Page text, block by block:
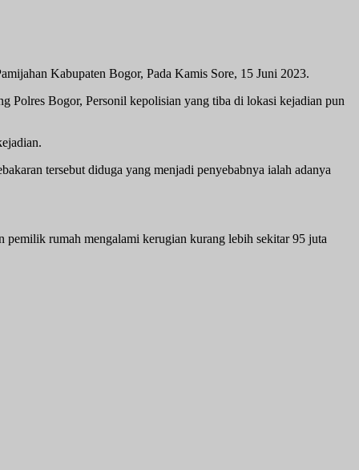
Kabupaten Bogor, Pada Kamis Sore, 15 Juni 2023.
Polres Bogor, Personil kepolisian yang tiba di lokasi kejadian pun
tersebut diduga yang menjadi penyebabnya ialah adanya
pemilik rumah mengalami kerugian kurang lebih sekitar 95 juta